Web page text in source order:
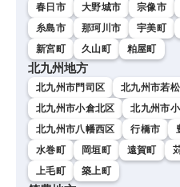
春日市
大野城市 宗像市
糸島市
那珂川市 宇美町
新宮町
久山町 粕屋町
北九州地方
北九州市門司区 北九州市若
北九州市小倉北区
北九州市
北九州市八幡西区
行橋市
水巻町
岡垣町 遠賀町
上毛町
築上町